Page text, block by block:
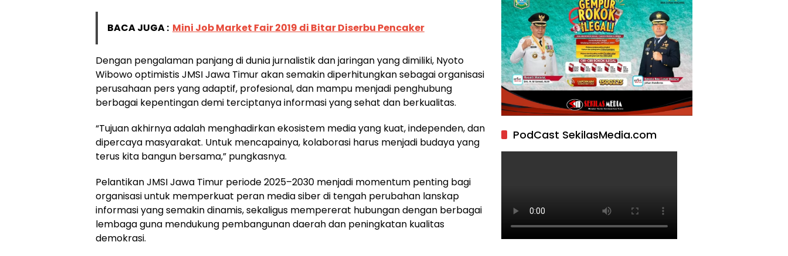
BACA JUGA : Mini Job Market Fair 2019 di Bitar Diserbu Pencaker
Dengan pengalaman panjang di dunia jurnalistik dan jaringan yang dimiliki, Nyoto
Wibowo optimistis JMSI Jawa Timur akan semakin diperhitungkan sebagai organisasi
perusahaan pers yang adaptif, profesional, dan mampu menjadi penghubung
berbagai kepentingan demi terciptanya informasi yang sehat dan berkualitas.
“Tujuan akhirnya adalah menghadirkan ekosistem media yang kuat, independen, dan
dipercaya masyarakat. Untuk mencapainya, kolaborasi harus menjadi budaya yang
terus kita bangun bersama,” pungkasnya.
Pelantikan JMSI Jawa Timur periode 2025–2030 menjadi momentum penting bagi
organisasi untuk memperkuat peran media siber di tengah perubahan lanskap
informasi yang semakin dinamis, sekaligus mempererat hubungan dengan berbagai
lembaga guna mendukung pembangunan daerah dan peningkatan kualitas
demokrasi.
PodCast SekilasMedia.com